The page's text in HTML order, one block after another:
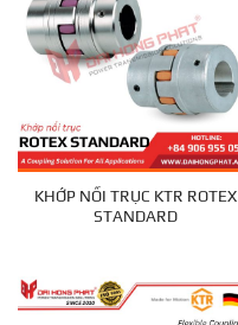
KHỚP NỐI TRỤC KTR ROTEX
STANDARD